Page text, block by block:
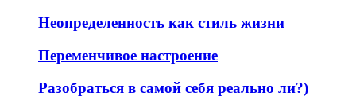
Неопределенность как стиль жизни
Переменчивое настроение
Разобраться в самой себя реально ли?)